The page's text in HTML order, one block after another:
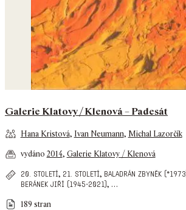
Galerie Klatovy / Klenová – Padesát
Hana Kristová, Ivan Neumann, Michal Lazorčík
vydáno 2014, Galerie Klatovy / Klenová
20. století, 21. století, baladrán zbyněk (*1973)
beránek jiří (1945-2021) , …
189 stran